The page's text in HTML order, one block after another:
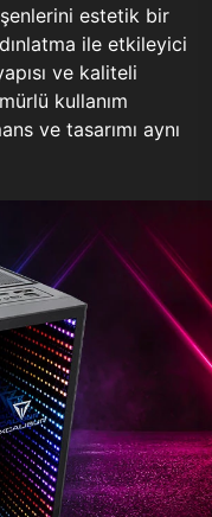
estetik bir
ile etkileyici
ve kaliteli
kullanım
ve tasarımı aynı